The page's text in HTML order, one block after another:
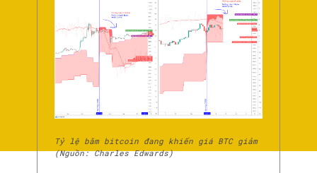
Tỷ lệ băm bitcoin đang khiến giá BTC giảm
(Nguồn: Charles Edwards)